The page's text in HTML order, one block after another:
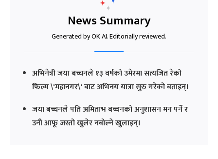
News Summary
Generated by OK AI. Editorially reviewed.
अभिनेत्री जया बच्चनले १३ वर्षको उमेरमा सत्यजित रेको
फिल्म \'महानगर\' बाट अभिनय यात्रा सुरु गरेको बताइन्।
जया बच्चनले पति अमिताभ बच्चनको अनुशासन मन पर्ने र
उनी आफू जस्तो खुलेर नबोल्ने खुलाइन्।